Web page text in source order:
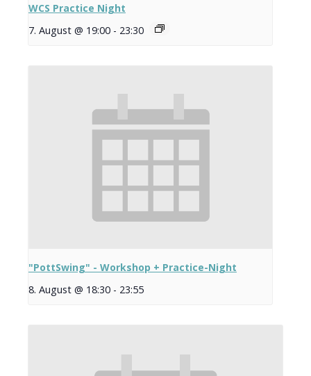
WCS Practice Night
7. August @ 19:00 - 23:30
"PottSwing" - Workshop + Practice-Night
8. August @ 18:30 - 23:55